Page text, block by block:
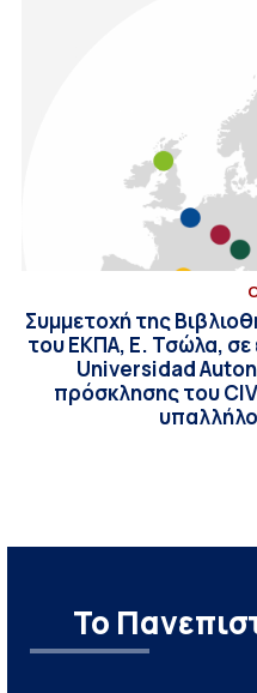
Συμμετοχή της
του ΕΚΠΑ, Ε. Τσώλα,
Universidad
πρόσκλησης του
Το